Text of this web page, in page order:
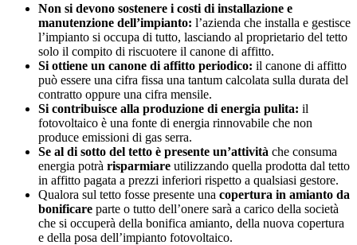
Non si devono sostenere i costi di installazione e
manutenzione dell’impianto: l’azienda che installa e gestisce
l’impianto si occupa di tutto, lasciando al proprietario del tetto
solo il compito di riscuotere il canone di affitto.
Si ottiene un canone di affitto periodico: il canone di affitto
può essere una cifra fissa una tantum calcolata sulla durata del
contratto oppure una cifra mensile.
Si contribuisce alla produzione di energia pulita: il
fotovoltaico è una fonte di energia rinnovabile che non
produce emissioni di gas serra.
Se al di sotto del tetto è presente un’attività che consuma
energia potrà risparmiare utilizzando quella prodotta dal tetto
in affitto pagata a prezzi inferiori rispetto a qualsiasi gestore.
Qualora sul tetto fosse presente una copertura in amianto da
bonificare parte o tutto dell’onere sarà a carico della società
che si occuperà della bonifica amianto, della nuova copertura
e della posa dell’impianto fotovoltaico.